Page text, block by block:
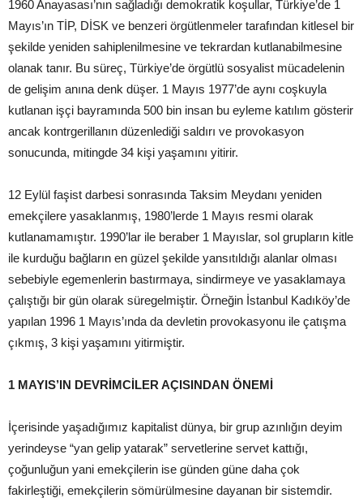
1960 Anayasası’nın sağladığı demokratik koşullar, Türkiye’de 1
Mayıs’ın TİP, DİSK ve benzeri örgütlenmeler tarafından kitlesel bir
şekilde yeniden sahiplenilmesine ve tekrardan kutlanabilmesine
olanak tanır. Bu süreç, Türkiye’de örgütlü sosyalist mücadelenin
de gelişim anına denk düşer. 1 Mayıs 1977’de aynı coşkuyla
kutlanan işçi bayramında 500 bin insan bu eyleme katılım gösterir
ancak kontrgerillanın düzenlediği saldırı ve provokasyon
sonucunda, mitingde 34 kişi yaşamını yitirir.
12 Eylül faşist darbesi sonrasında Taksim Meydanı yeniden
emekçilere yasaklanmış, 1980’lerde 1 Mayıs resmi olarak
kutlanamamıştır. 1990’lar ile beraber 1 Mayıslar, sol grupların kitle
ile kurduğu bağların en güzel şekilde yansıtıldığı alanlar olması
sebebiyle egemenlerin bastırmaya, sindirmeye ve yasaklamaya
çalıştığı bir gün olarak süregelmiştir. Örneğin İstanbul Kadıköy’de
yapılan 1996 1 Mayıs’ında da devletin provokasyonu ile çatışma
çıkmış, 3 kişi yaşamını yitirmiştir.
1 MAYIS’IN DEVRİMCİLER AÇISINDAN ÖNEMİ
İçerisinde yaşadığımız kapitalist dünya, bir grup azınlığın deyim
yerindeyse “yan gelip yatarak” servetlerine servet kattığı,
çoğunluğun yani emekçilerin ise günden güne daha çok
fakirleştiği, emekçilerin sömürülmesine dayanan bir sistemdir.